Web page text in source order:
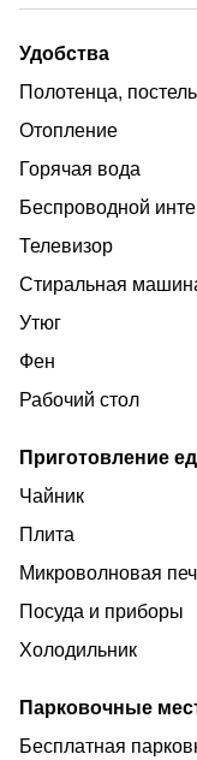
Из бытовых
холодильник СВЧ-
интернетом, Wi-Fi.
Квартира не
вечеринок, а также
Работаем по
Удобства
Полотенца,
Отопление
Горячая вода
Беспроводной
Телевизор
Стиральная
Утюг
Фен
Рабочий стол
Приготовление
Чайник
Плита
Микроволновая
Посуда и приборы
Холодильник
Парковочные
Бесплатная